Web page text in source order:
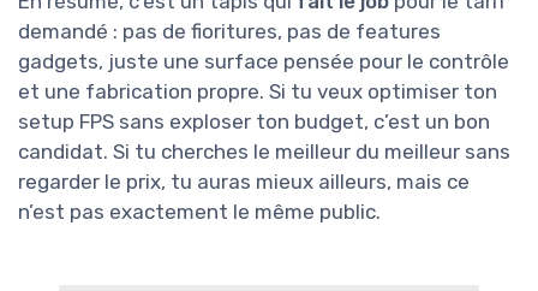
demandé : pas de fioritures, pas de features
gadgets, juste une surface pensée pour le contrôle
et une fabrication propre. Si tu veux optimiser ton
setup FPS sans exploser ton budget, c’est un bon
candidat. Si tu cherches le meilleur du meilleur sans
regarder le prix, tu auras mieux ailleurs, mais ce
n’est pas exactement le même public.